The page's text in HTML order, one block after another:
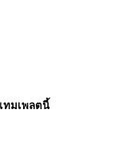
ทมเพลตนี้